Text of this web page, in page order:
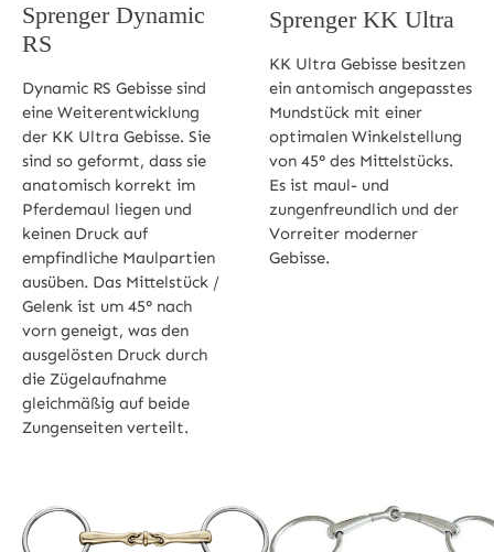
Sprenger Dynamic
RS
Dynamic RS Gebisse sind
eine Weiterentwicklung
der KK Ultra Gebisse. Sie
sind so geformt, dass sie
anatomisch korrekt im
Pferdemaul liegen und
keinen Druck auf
empfindliche Maulpartien
ausüben. Das Mittelstück /
Gelenk ist um 45° nach
vorn geneigt, was den
ausgelösten Druck durch
die Zügelaufnahme
gleichmäßig auf beide
Zungenseiten verteilt.
Sprenger KK Ultra
KK Ultra Gebisse besitzen
ein antomisch angepasstes
Mundstück mit einer
optimalen Winkelstellung
von 45° des Mittelstücks.
Es ist maul- und
zungenfreundlich und der
Vorreiter moderner
Gebisse.